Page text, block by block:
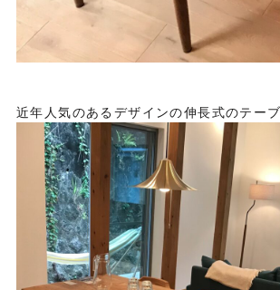
近年人気のあるデザインの伸長式のテーブ